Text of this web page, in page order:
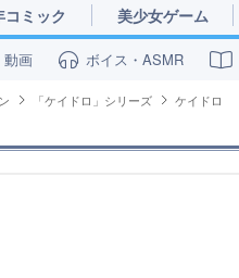
コミック 美少女ゲーム
動画 ボイス・ASMR
「ケイドロ」シリーズ ケイドロ